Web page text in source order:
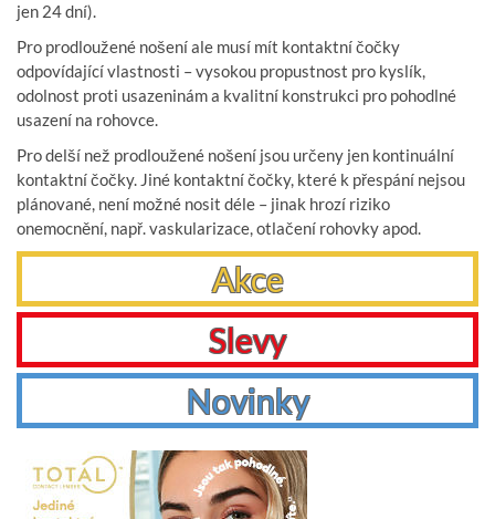
jen 24 dní).
Pro prodloužené nošení ale musí mít kontaktní čočky
odpovídající vlastnosti – vysokou propustnost pro kyslík,
odolnost proti usazeninám a kvalitní konstrukci pro pohodlné
usazení na rohovce.
Pro delší než prodloužené nošení jsou určeny jen kontinuální
kontaktní čočky. Jiné kontaktní čočky, které k přespání nejsou
plánované, není možné nosit déle – jinak hrozí riziko
onemocnění, např. vaskularizace, otlačení rohovky apod.
Akce
Slevy
Novinky